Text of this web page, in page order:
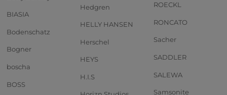
BIASIA
Bodenschatz
Bogner
boscha
BOSS
Hedgren
HELLY HANSEN
Herschel
HEYS
H.I.S
ROECKL
RONCATO
Sacher
SADDLER
SALEWA
Samsonite